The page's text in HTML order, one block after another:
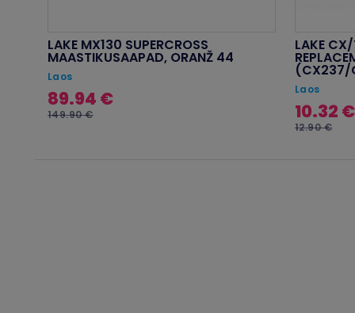
LAKE MX130 SUPERCROSS
MAASTIKUSAAPAD, ORANŽ 44
Laos
89.94 €
149.90 €
LAKE
(CX237/
Laos
10.32 €
12.90 €